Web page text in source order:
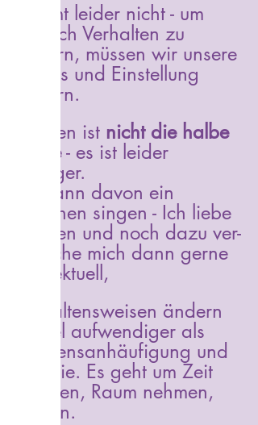
Stimmt leider nicht - um
wirklich Verhalten zu
ändern, müssen wir unsere
Habits und Einstellung
ändern.
Wissen ist nicht die halbe
Miete - es ist leider
weniger.
Ich kann davon ein
Liedchen singen - Ich liebe
Wissen und noch dazu ver-
zettliche mich dann gerne
intellektuell,
Verhaltensweisen ändern
ist viel aufwendiger als
Wissensanhäufigung und
Theorie. Es geht um Zeit
nehmen, Raum nehmen,
spüren.